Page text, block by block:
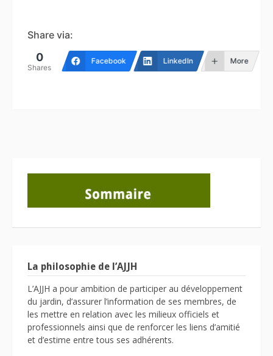
Share via:
0
Shares
Facebook LinkedIn More
La philosophie de l’AJJH
L’AJJH a pour ambition de participer au développement
du jardin, d’assurer l’information de ses membres, de
les mettre en relation avec les milieux officiels et
professionnels ainsi que de renforcer les liens d’amitié
et d’estime entre tous ses adhérents.